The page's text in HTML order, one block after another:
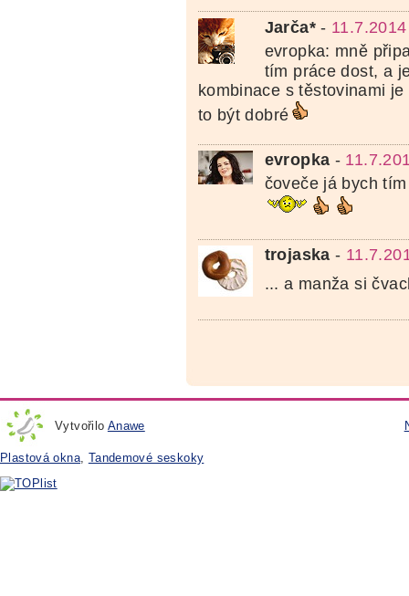
Jarča*-
evropka: mně
tím práce dost, a
kombinace s těstovinami
to být dobré
evropka -
čoveče já bych
trojaska -
... a manža si
Vytvořilo Anawe
Plastová okna, Tandemové seskoky